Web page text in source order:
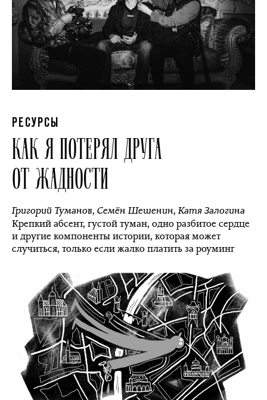
РЕСУРСЫ
КАК Я ПОТЕРЯЛ ДРУГА
ОТ ЖАДНОСТИ
Григорий Туманов, Семён Шешенин,Катя Залогина
Крепкий абсент, густой туман, одно разбитое сердце
и другие компоненты истории, которая может
случиться, только если жалко платить за роуминг